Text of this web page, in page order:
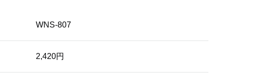
WNS-807
2,420円